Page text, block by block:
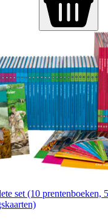
set (10 prentenboeken,